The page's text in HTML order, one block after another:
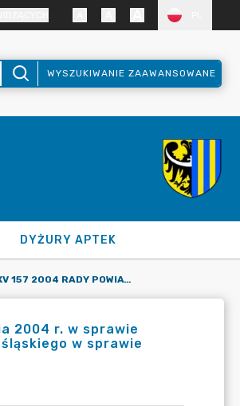
WYSZUKIWANIE ZAAWANSOWANE
DYŻURY APTEK
UCHWAŁA NR XXV 157 2004 RADY POWIATU ZGORZELECKIEGO Z DNIA 27 SIERPNIA 2004 R. W SPRAWIE WYRAŻENIA OPINII NA TEMAT PROJEKTU UCHWAŁY SEJMIKU WOJEWÓDZTWA DOLNOŚLĄSKIEGO W SPRAWIE PRZEKSZTAŁCENIA WOJEWÓDZKIEGO SZPITALA SPECJALISTYCZNEGO W LEGNICY.
2004 r. w sprawie
w sprawie